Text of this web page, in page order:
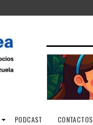
PODCAST CONTACTOS